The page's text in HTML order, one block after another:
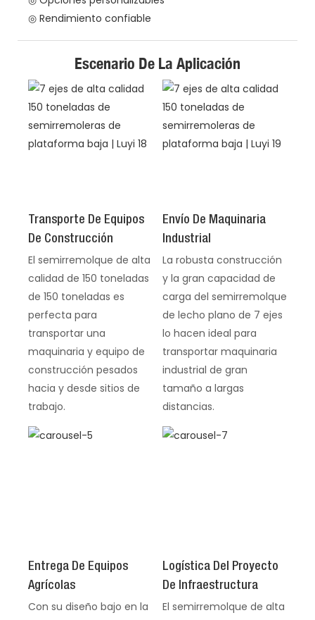
◎ Rendimiento confiable
Escenario De La Aplicación
Transporte De Equipos
De Construcción
El semirremolque de alta
calidad de 150 toneladas
de 150 toneladas es
perfecta para
transportar una
maquinaria y equipo de
construcción pesados ​​
hacia y desde sitios de
trabajo.
Envío De Maquinaria
Industrial
La robusta construcción
y la gran capacidad de
carga del semirremolque
de lecho plano de 7 ejes
lo hacen ideal para
transportar maquinaria
industrial de gran
tamaño a largas
distancias.
Entrega De Equipos
Agrícolas
Con su diseño bajo en la
Logística Del Proyecto
De Infraestructura
El semirremolque de alta